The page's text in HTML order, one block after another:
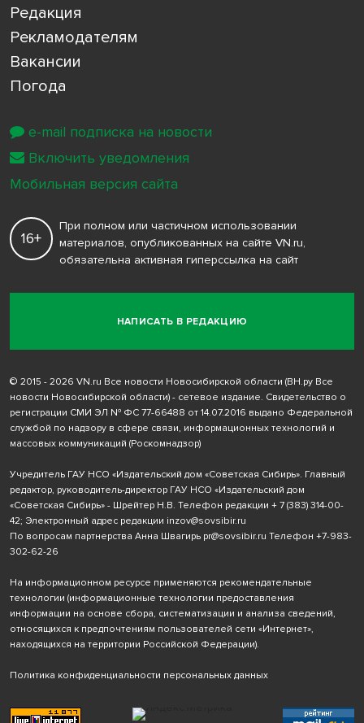
Редакция
Рекламодателям
Вакансии
Погода
НАПИСАТЬ В РЕДАКЦИЮ
16+
При полном или частичном использовании
материалов, опубликованных на сайте VN.ru,
обязательна активная гиперссылка на сайт
© 2015 - 2026 VN.ru Все новости Новосибирской области (ВН.ру Все
новости Новосибирской области) - сетевое издание. Свидетельство о
регистрации СМИ ЭЛ № ФС 77-66488 от 14.07.2016 выдано Федеральной
службой по надзору в сфере связи, информационных технологий и
массовых коммуникаций (Роскомнадзор)
Учредитель ГАУ НСО «Издательский дом «Советская Сибирь». Главный
редактор, руководитель-директор ГАУ НСО «Издательский дом
«Советская Сибирь» - Шрейтер Н.В. Телефон редакции + 7 (383) 314-00-
42; Электронный адрес редакции inzov@sovsibir.ru
По вопросам партнерства Анна Швагирь pr@sovsibir.ru Телефон +7-983-
302-62-26
На информационном ресурсе применяются рекомендательные
технологии (информационные технологии предоставления
информации на основе сбора, систематизации и анализа сведений,
относящихся к предпочтениям пользователей сети «Интернет»,
находящихся на территории Российской Федерации).
Политика конфиденциальности персональных данных
e-mail подписка на новости
Включить уведомления
Мобильная версия сайта